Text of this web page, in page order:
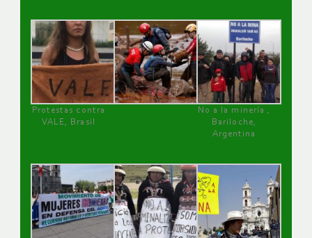
Protestas contra
VALE, Brasil
No a la minería ,
Bariloche,
Argentina